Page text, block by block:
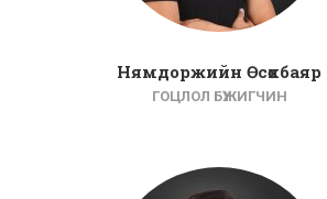
Нямдоржийн Өсөхбаяр
ГОЦЛОЛ БҮЖИГЧИН